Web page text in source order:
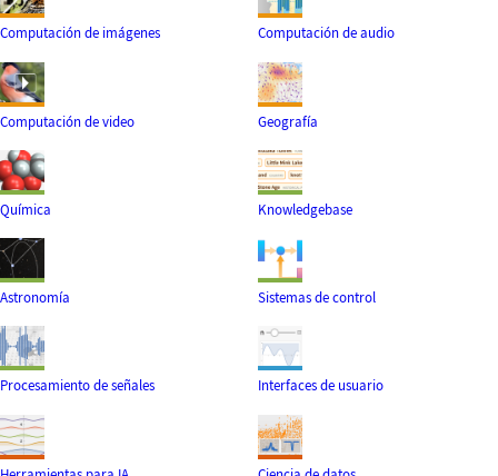
Computación de imágenes Computación de audio
Computación de video Geografía
Química Knowledgebase
Astronomía Sistemas de control
Procesamiento de señales Interfaces de usuario